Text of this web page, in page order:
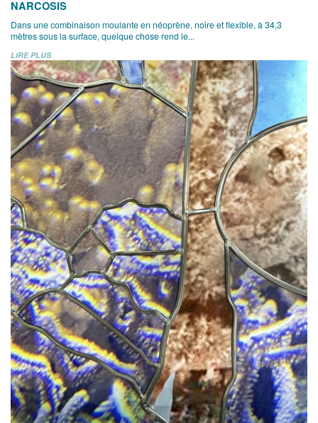
NARCOSIS
Dans une combinaison moulante en néoprène, noire et flexible, à 34,3
mètres sous la surface, quelque chose rend le...
LIRE PLUS